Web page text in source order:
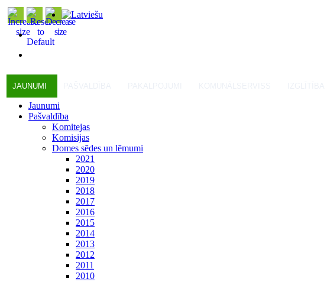
JAUNUMI
Jaunumi
Pašvaldība
Komitejas
Komisijas
Domes sēdes un lēmumi
2021
2020
2019
2018
2017
2016
2015
2014
2013
2012
2011
2010